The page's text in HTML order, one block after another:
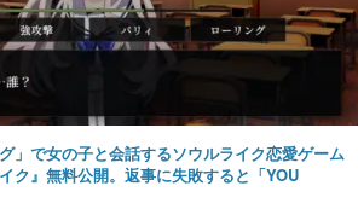
」で女の子と会話するソウルライク恋愛ゲーム
ク』無料公開。返事に失敗すると「YOU